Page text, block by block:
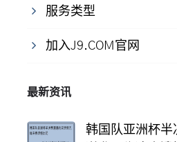
服务类型
加入J9.COM官网
最新资讯
韩国队亚洲杯半